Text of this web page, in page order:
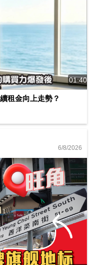
01:40
租金向上走勢？
6/8/2026